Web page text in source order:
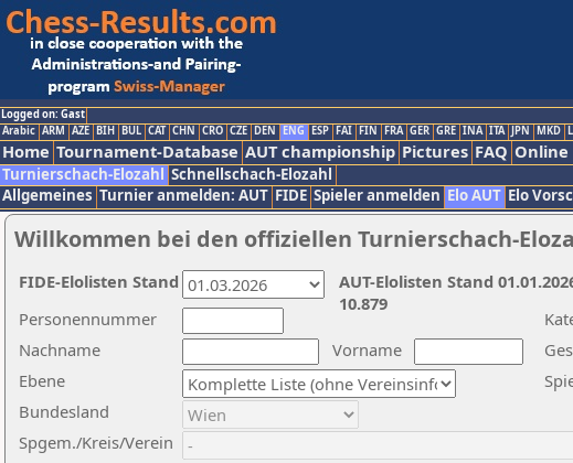
Logged on: Gast
Arabic ARM AZE BIH BUL CAT CHN CRO CZE DEN ENG ESP FAI FIN FRA GER GRE INA ITA JPN MKD
Home Tournament-Database AUT championship Pictures FAQ
Turnierschach-Elozahl Schnellschach-Elozahl
Allgemeines Turnier anmelden: AUT FIDE Spieler anmelden Elo AUT Elo
Willkommen bei den offiziellen Turnierschach-
Nachname
Vorname
Ebene
Personennummer
Bundesland
Spgem./Kreis/Verein
AUT-Elolisten Stand
10.879
FIDE-Elolisten Stand